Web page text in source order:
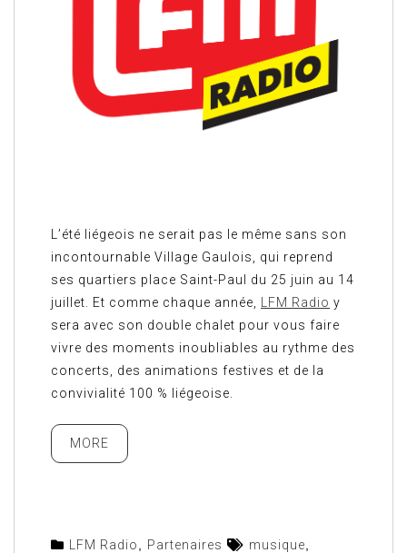
L’été liégeois ne serait pas le même sans son
incontournable Village Gaulois, qui reprend
ses quartiers place Saint-Paul du 25 juin au 14
juillet. Et comme chaque année,
LFM Radio y
sera avec son double chalet pour vous faire
vivre des moments inoubliables au rythme des
concerts, des animations festives et de la
convivialité 100 % liégeoise.
MORE
LFM Radio Partenaires musique